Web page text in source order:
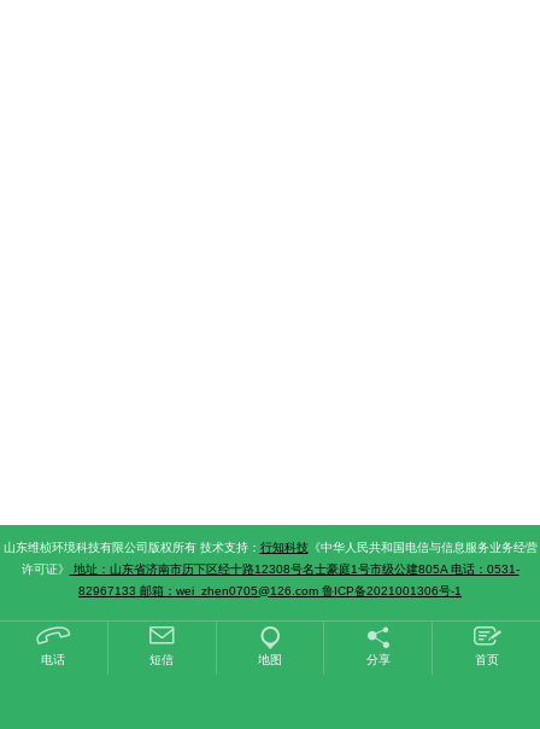
山东维桢环境科技有限公司版权所有 技术支持： 行知科技《中华人民共和国电信与信息服务业务经营
许可证》
地址：山东省济南市历下区经十路12308号名士豪庭1号市级公建805A 电话：0531-
82967133 邮箱：wei_zhen0705@126.com 鲁ICP备2021001306号-1
电话 短信 地图 分享 首页